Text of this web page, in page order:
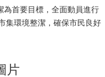
首要目標，全面動員進行
集環境整潔，確保市民良好
片